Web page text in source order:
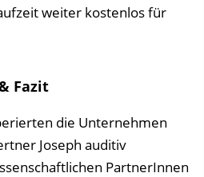
weiter kostenlos für
Fazit
die Unternehmen
Joseph auditiv
PartnerInnen